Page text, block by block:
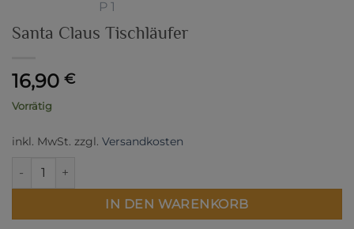
Santa Claus Tischläufer
16,90 €
Vorrätig
inkl. MwSt. zzgl. Versandkosten
Santa Claus Tischläufer Menge
IN DEN WARENKORB